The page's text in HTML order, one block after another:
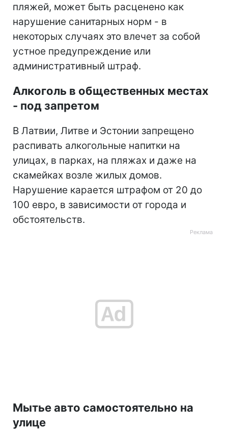
пляжей, может быть расценено как
нарушение санитарных норм - в
некоторых случаях это влечет за собой
устное предупреждение или
административный штраф.
Алкоголь в общественных местах
- под запретом
В Латвии, Литве и Эстонии запрещено
распивать алкогольные напитки на
улицах, в парках, на пляжах и даже на
скамейках возле жилых домов.
Нарушение карается штрафом от 20 до
100 евро, в зависимости от города и
обстоятельств.
Мытье авто самостоятельно на
улице